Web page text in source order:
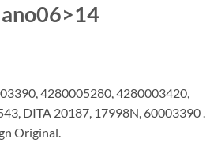
4280005280, 4280003420,
DITA 20187, 17998N, 60003390 .
Original.